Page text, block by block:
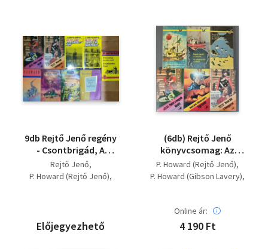
9db Rejtő Jenő regény
- Csontbrigád, A
három testőr
Afrikában, Pokol a
Az elátkozott part,
Vanek úr Párizsban,
Rejtő Jenő
P. Howard (Rejtő Jenő)
Előjegyezhető
(6db) Rejtő Jenő
könyvcsomag: Az
elveszett cirkáló / A
megkerült cirkáló / A
/ Tigrisvér / Texas Bill,
a fenegyerek
P. Howard (Rejtő Jenő)
P. Howard (Gibson Lavery)
Online ár:
4 190 Ft